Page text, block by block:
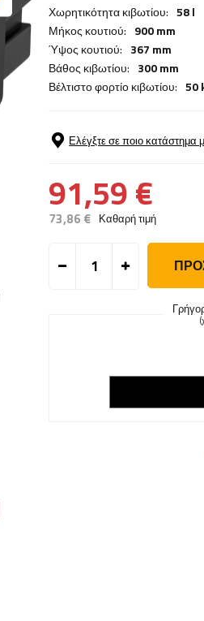
Χωρητικότητα κιβωτίου: 58 l
Μήκος κουτιού: 900 mm
Ύψος κουτιού: 367 mm
Βάθος κιβωτίου: 300 mm
Βέλτιστο φορτίο κιβωτίου: 50
Ελέγξτε σε ποιο κατάστημα
91,59 €
73,86 € Καθαρή τιμή